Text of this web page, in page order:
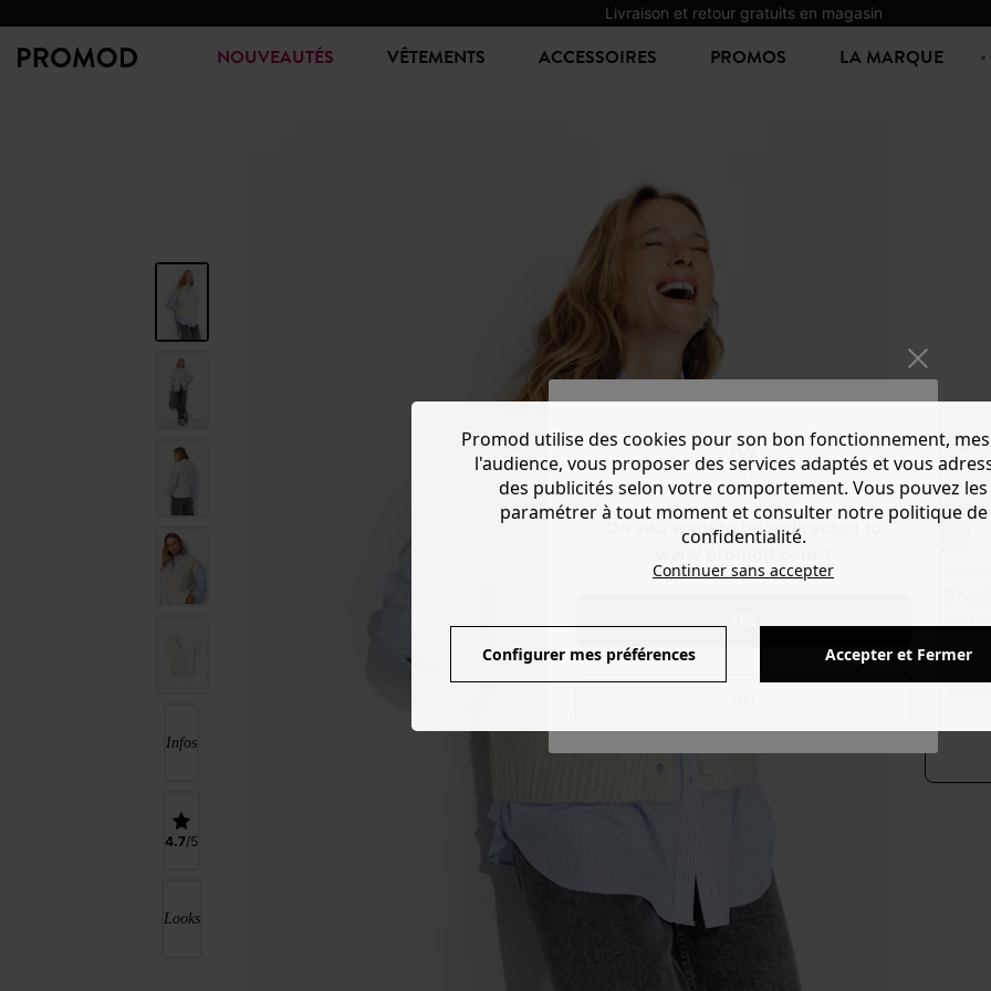
Livraison et retour gratuits en magasin
Do you want to be redirected to
NOUVEAUTÉS VÊTEMENTS ACCESSOIRES PROMOS LA MARQUE
Infos
4.7
Looks
GILET
14,99 €-
Couleur :
Voir
Promod utilise des cookies pour son bon fonctionnement,
l'audience, vous proposer des services adaptés et vous
des publicités selon votre comportement. Vous pouvez les
paramétrer à tout moment et consulter notre politique de
confidentialité.
Continuer sans accepter
Configurer mes préférences Accepter et Fermer